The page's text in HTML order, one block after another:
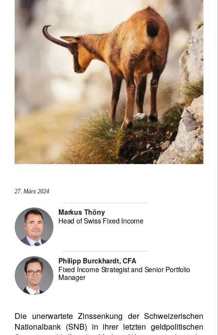
27. März 2024
Markus Thöny
Head of Swiss Fixed Income
Philipp Burckhardt, CFA
Fixed Income Strategist and Senior Portfolio
Manager
Die unerwartete Zinssenkung der Schweizerischen
Nationalbank (SNB) in ihrer letzten geldpolitischen